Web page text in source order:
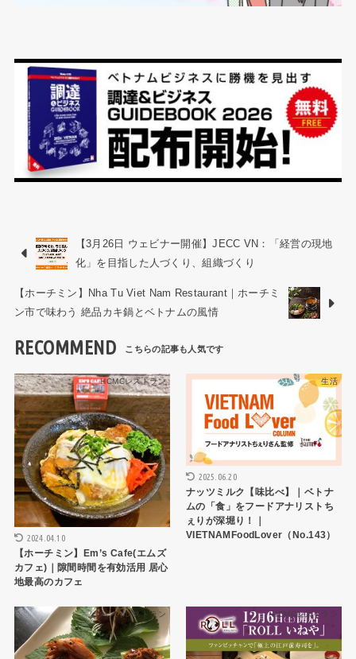
【3月26日 ウェビナー開催】JECC VN：「経営の現地
化」を目指した人づくり、組織づくり
【ホーチミン】Nha Tu Viet Nam Restaurant｜ホーチミ
ン市で味わう 絶品カキ鍋とベトナムの風情
RECOMMEND
HCMCレストラン
2024.04.10
【ホーチミン】Em’s Cafe(エムズ
カフェ)｜隙間時間を有効活用 居心
地最高のカフェ
生活
2025.06.20
ナッツミルク【味比べ】｜ベトナ
ムの「食」をフードアナリストち
ぇりが深堀り！｜
VIETNAMFoodLover（No.143）
ハノイレストラン HCMCレストラン